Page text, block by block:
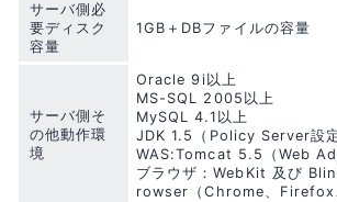
サーバ側必
要ディスク
容量
1GB＋DBファイルの容量
サーバ側そ
の他動作環
境
Oracle 9i以上
MS-SQL 2005以上
MySQL 4.1以上
JDK 1.5（Policy Server設定
WAS:Tomcat 5.5（Web
ブラウザ：WebKit 及び
rowser（Chrome、Firefox